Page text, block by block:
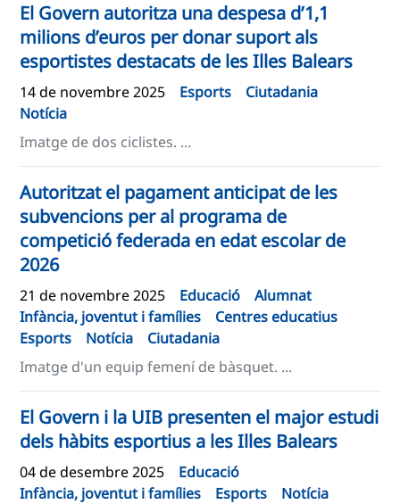
El Govern autoritza una despesa d’1,1
milions d’euros per donar suport als
esportistes destacats de les Illes Balears
14 de novembre 2025 Esports
Ciutadania
Notícia
Imatge de dos ciclistes. ...
Autoritzat el pagament anticipat de les
subvencions per al programa de
competició federada en edat escolar de
2026
21 de novembre 2025 Educació
Alumnat
Infància, joventut i famílies
Centres educatius
Esports
Notícia
Ciutadania
Imatge d'un equip femení de bàsquet. ...
El Govern i la UIB presenten el major estudi
dels hàbits esportius a les Illes Balears
04 de desembre 2025
Educació
Infància, joventut i famílies
Esports
Notícia